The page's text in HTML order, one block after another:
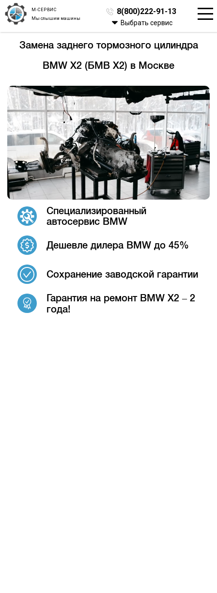
М-СЕРВИС
Мы слышим машины
8(800)222-91-13
Выбрать сервис
Замена заднего тормозного цилиндра
BMW X2 (БМВ Х2) в Москве
Специализированный
автосервис BMW
Дешевле дилера BMW до 45%
Сохранение заводской гарантии
Гарантия на ремонт BMW X2 – 2
года!